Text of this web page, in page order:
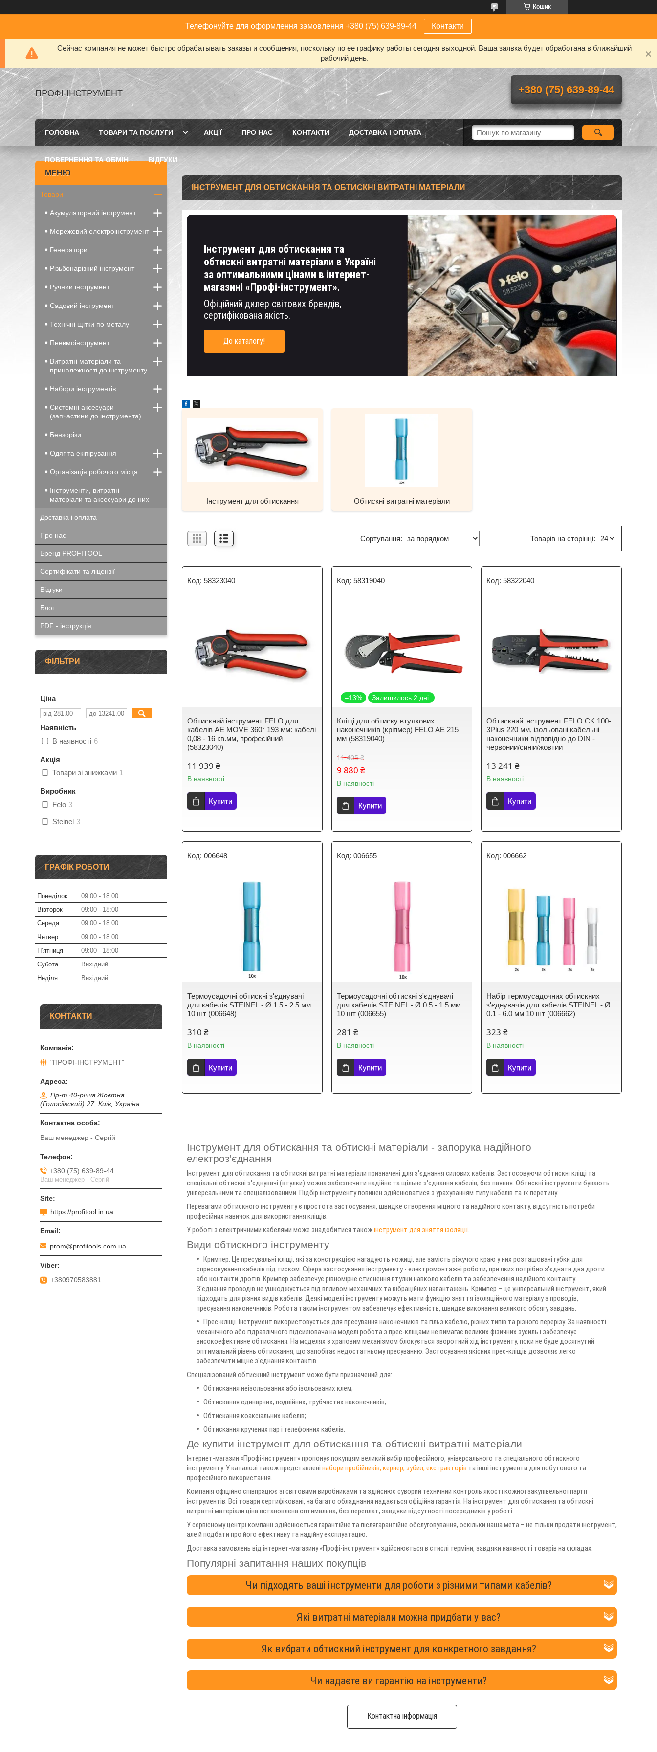
Кошик
Телефонуйте для оформлення замовлення +380 (75) 639-89-44 Контакти
Сейчас компания не может быстро обрабатывать заказы и сообщения, поскольку по ее графику работы сегодня выходной. Ваша заявка будет обработана в ближайший
рабочий день.
ПРОФІ-ІНСТРУМЕНТ +380 (75) 639-89-44
ГОЛОВНА ТОВАРИ ТА ПОСЛУГИ АКЦІЇ ПРО НАС КОНТАКТИ ДОСТАВКА І ОПЛАТА
ПОВЕРНЕННЯ ТА ОБМІН ВІДГУКИ
ІНСТРУМЕНТ ДЛЯ ОБТИСКАННЯ ТА ОБТИСКНІ ВИТРАТНІ МАТЕРІАЛИ
Інструмент для обтискання та
обтискні витратні матеріали в Україні
за оптимальними цінами в інтернет-
магазині «Профі-інструмент».
Офіційний дилер світових брендів,
сертифікована якість.
До каталогу!
Інструмент для обтискання Обтискні витратні матеріали
58323040
Обтискний інструмент FELO для
кабелів АЕ MOVE 360° 193 мм: кабелі
0,08 - 16 кв.мм, професійний
(58323040)
11 939 ₴
В наявності
Купити
58319040
–13% Залишилось 2 дні
Кліщі для обтиску втулкових
наконечників (кріпмер) FELO AE 215
мм (58319040)
11 405 ₴
9 880 ₴
В наявності
Купити
58322040
Обтискний інструмент FELO CK 100-
3Plus 220 мм, ізольовані кабельні
наконечники відповідно до DIN -
червоний/синій/жовтий
13 241 ₴
В наявності
Купити
006648
Термоусадочні обтискні з'єднувачі
для кабелів STEINEL - Ø 1.5 - 2.5 мм
10 шт (006648)
310 ₴
В наявності
Купити
006655
Термоусадочні обтискні з'єднувачі
для кабелів STEINEL - Ø 0.5 - 1.5 мм
10 шт (006655)
281 ₴
В наявності
Купити
006662
Набір термоусадочних обтискних
з'єднувачів для кабелів STEINEL - Ø
0.1 - 6.0 мм 10 шт (006662)
323 ₴
В наявності
Купити
Інструмент для обтискання та обтискні матеріали - запорука надійного
електроз'єднання
Інструмент для обтискання та обтискні витратні матеріали призначені для з'єднання силових кабелів. Застосовуючи обтискні кліщі та
спеціальні обтискні з'єднувачі (втулки) можна забезпечити надійне та щільне з'єднання кабелів, без паяння. Обтискні інструменти бувають
універсальними та спеціалізованими. Підбір інструменту повинен здійснюватися з урахуванням типу кабелів та їх перетину.
Перевагами обтискного інструменту є простота застосування, швидке створення міцного та надійного контакту, відсутність потреби
професійних навичок для використання кліщів.
У роботі з електричними кабелями може знадобитися такожінструмент для зняття ізоляції.
Види обтискного інструменту
Кримпер. Це пресувальні кліщі, які за конструкцією нагадують ножиці, але замість ріжучого краю у них розташовані губки для
спресовування кабелів під тиском. Сфера застосування інструменту - електромонтажні роботи, при яких потрібно з'єднати два дроти
або контакти дротів. Кримпер забезпечує рівномірне стиснення втулки навколо кабелів та забезпечення надійного контакту.
З'єднання проводів не ушкоджується під впливом механічних та вібраційних навантажень. Кримпер – це універсальний інструмент, який
підходить для різних видів кабелів. Деякі моделі інструменту можуть мати функцію зняття ізоляційного матеріалу з проводів,
пресування наконечників. Робота таким інструментом забезпечує ефективність, швидке виконання великого обсягу завдань.
Прес-кліщі. Інструмент використовується для пресування наконечників та гільз кабелю, різних типів та різного перерізу. За наявності
механічного або гідравлічного підсилювача на моделі робота з прес-кліщами не вимагає великих фізичних зусиль і забезпечує
високоефективне обтискання. На моделях з храповим механізмом блокується зворотний хід інструменту, поки не буде досягнутий
оптимальний рівень обтискання, що запобігає недостатньому пресуванню. Застосування якісних прес-кліщів дозволяє легко
забезпечити міцне з'єднання контактів.
Спеціалізований обтискний інструмент може бути призначений для:
Обтискання неізольованих або ізольованих клем;
Обтискання одинарних, подвійних, трубчастих наконечників;
Обтискання коаксіальних кабелів;
Обтискання кручених пар і телефонних кабелів.
Де купити інструмент для обтискання та обтискні витратні матеріали
Інтернет-магазин «Профі-інструмент» пропонує покупцям великий вибір професійного, універсального та спеціального обтискного
інструменту. У каталозі також представлені набори пробійників, кернер, зубил, екстракторів та інші інструменти для побутового та
професійного використання.
Компанія офіційно співпрацює зі світовими виробниками та здійснює суворий технічний контроль якості кожної закупівельної партії
інструментів. Всі товари сертифіковані, на багато обладнання надається офіційна гарантія. На інструмент для обтискання та обтискні
витратні матеріали ціна встановлена оптимальна, без переплат, завдяки відсутності посередників у роботі.
У сервісному центрі компанії здійснюється гарантійне та післягарантійне обслуговування, оскільки наша мета – не тільки продати інструмент,
але й подбати про його ефективну та надійну експлуатацію.
Доставка замовлень від інтернет-магазину «Профі-інструмент» здійснюється в стислі терміни, завдяки наявності товарів на складах.
Популярні запитання наших покупців
Чи підходять ваші інструменти для роботи з різними типами кабелів?
Які витратні матеріали можна придбати у вас?
Як вибрати обтискний інструмент для конкретного завдання?
Чи надаєте ви гарантію на інструменти?
Контактна інформація
Товари
Акумуляторний інструмент
Мережевий електроінструмент
Генератори
Різьбонарізний інструмент
Ручний інструмент
Садовий інструмент
Технічні щітки по металу
Пневмоінструмент
Витратні матеріали та
приналежності до інструменту
Набори інструментів
Системні аксесуари
(запчастини до інструмента)
Бензорізи
Одяг та екіпірування
Організація робочого місця
Інструменти, витратні
матеріали та аксесуари до них
Доставка і оплата
Про нас
Бренд PROFITOOL
Сертифікати та ліцензії
Відгуки
Блог
PDF - інструкція
ФІЛЬТРИ
Ціна
Наявність
В наявності 6
Акція
Товари зі знижками 1
Виробник
Felo 3
Steinel 3
ГРАФІК РОБОТИ
Понеділок 09:00
18:00
Вівторок
09:00
18:00
Середа
09:00
18:00
Четвер
09:00
18:00
Пʼятниця
09:00
18:00
Субота
Вихідний
Неділя
Вихідний
КОНТАКТИ
"ПРОФІ-ІНСТРУМЕНТ"
Пр-т 40-річчя Жовтня
(Голосіївский) 27, Київ, Україна
Ваш менеджер - Сергій
+380 (75) 639-89-44
Ваш менеджер - Сергій
https://profitool.in.ua
prom@profitools.com.ua
+380970583881